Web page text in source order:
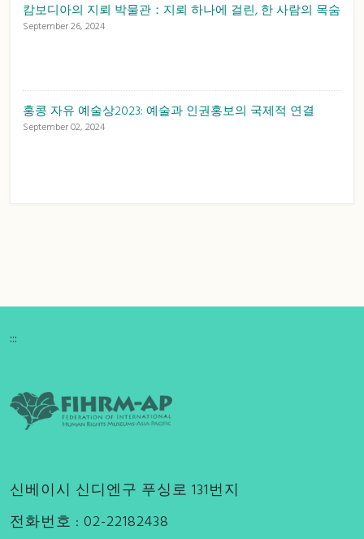
캄보디아의 지뢰 박물관：지뢰 하나에 걸린, 한 사람의 목숨
September 26, 2024
홍콩 자유 예술상2023: 예술과 인권홍보의 국제적 연결
September 02, 2024
:::
신베이시 신디엔구 푸싱로 131번지
전화번호 : 02-22182438